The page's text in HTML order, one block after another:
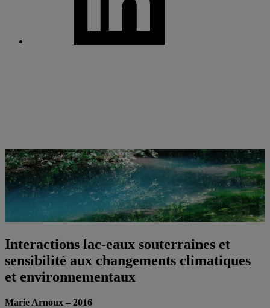
Interactions lac-eaux souterraines et
sensibilité aux changements climatiques
et environnementaux
Marie Arnoux – 2016